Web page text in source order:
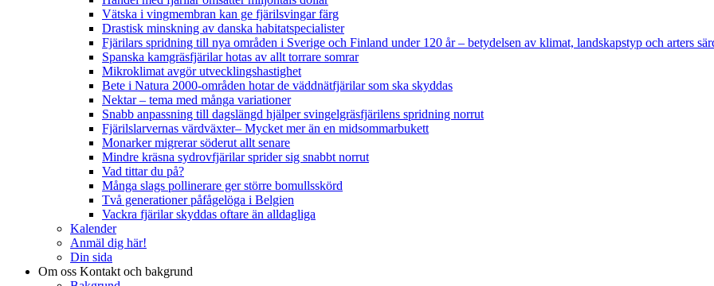
Vätska i vingmembran kan ge fjärilsvingar färg
Drastisk minskning av danska habitatspecialister
Fjärilars spridning till nya områden i Sverige och Finland under 120 år– betydelsen av klimat, landskapstyp och arters
Spanska kamgräsfjärilar hotas av allt torrare somrar
Mikroklimat avgör utvecklingshastighet
Bete i Natura 2000-områden hotar de väddnätfjärilar som ska skyddas
Nektar – tema med många variationer
Snabb anpassning till dagslängd hjälper svingelgräsfjärilens spridning norrut
Fjärilslarvernas värdväxter– Mycket mer än en midsommarbukett
Monarker migrerar söderut allt senare
Mindre kräsna sydrovfjärilar sprider sig snabbt norrut
Vad tittar du på?
Många slags pollinerare ger större bomullsskörd
Två generationer påfågelöga i Belgien
Vackra fjärilar skyddas oftare än alldagliga
Kalender
Anmäl dig här!
Din sida
Om oss Kontakt och bakgrund